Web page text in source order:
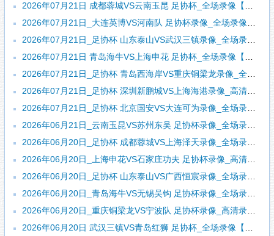
2026年07月21日 成都蓉城VS云南玉昆 足协杯_全场录像【视频集锦】
2026年07月21日_大连英博VS河南队 足协杯录像_全场录像【全场回放】
2026年07月21日_足协杯 山东泰山VS武汉三镇录像_全场录像【视频集锦】
2026年07月21日 青岛海牛VS上海申花 足协杯_全场录像【全场回放】
2026年07月21日_足协杯 青岛西海岸VS重庆铜梁龙录像_全场录像【高清回放】
2026年07月21日_足协杯 深圳新鹏城VS上海海港录像_高清录像【全场回放】
2026年07月21日_足协杯 北京国安VS大连可为录像_全场录像【高清回放】
2026年06月21日_云南玉昆VS苏州东吴 足协杯录像_全场录像【全场回放】
2026年06月20日_足协杯 成都蓉城VS上海泽天录像_全场录像【全场回放】
2026年06月20日_上海申花VS石家庄功夫 足协杯录像_高清录像【全场回放】
2026年06月20日_足协杯 山东泰山VS广西恒宸录像_全场录像【高清回放】
2026年06月20日_青岛海牛VS无锡吴钩 足协杯录像_全场录像【视频集锦】
2026年06月20日_重庆铜梁龙VS宁波队 足协杯录像_高清录像【全场回放】
2026年06月20日 武汉三镇VS青岛红狮 足协杯_全场录像【全场回放】